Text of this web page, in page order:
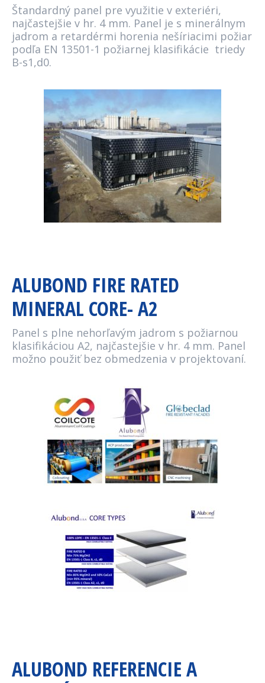
Štandardný panel pre využitie v exteriéri,
najčastejšie v hr. 4 mm. Panel je s minerálnym
jadrom a retardérmi horenia nešíriacimi požiar
podľa EN 13501-1 požiarnej klasifikácie triedy
B-s1,d0.
ALUBOND FIRE RATED
MINERAL CORE- A2
Panel s plne nehorľavým jadrom s požiarnou
klasifikáciou A2, najčastejšie v hr. 4 mm. Panel
možno použiť bez obmedzenia v projektovaní.
ALUBOND REFERENCIE A